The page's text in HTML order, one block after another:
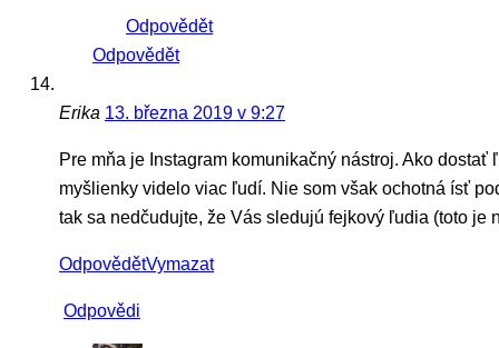
Odpovědět
Odpovědět
Erika 13. března 2019 v 9:27
Pre mňa je Instagram komunikačný nástroj. Ako
myšlienky videlo viac ľudí. Nie som však ochotná ísť
tak sa nedčudujte, že Vás sledujú fejkový ľudia (toto je
OdpovědětVymazat
Odpovědi